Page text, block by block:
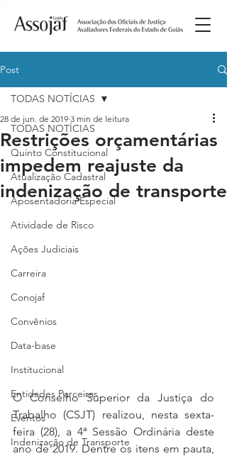
Post
TODAS NOTÍCIAS
Quinto Constitucional
Atualização Cadastral
Aposentadoria Especial
Atividade de Risco
Ações Judiciais
Carreira
Conojaf
Convênios
Data-base
Institucional
Entidades Parceiras
Eventos
Indenização de Transporte
TODAS NOTÍCIAS
Restrições orçamentárias
impedem reajuste da
indenização de transporte
28 de jun. de 2019 3 min de leitura
O Conselho Superior da Justiça do
Trabalho (CSJT) realizou, nesta sexta-
feira (28), a 4ª Sessão Ordinária deste
ano de 2019. Dentre os itens em pauta,